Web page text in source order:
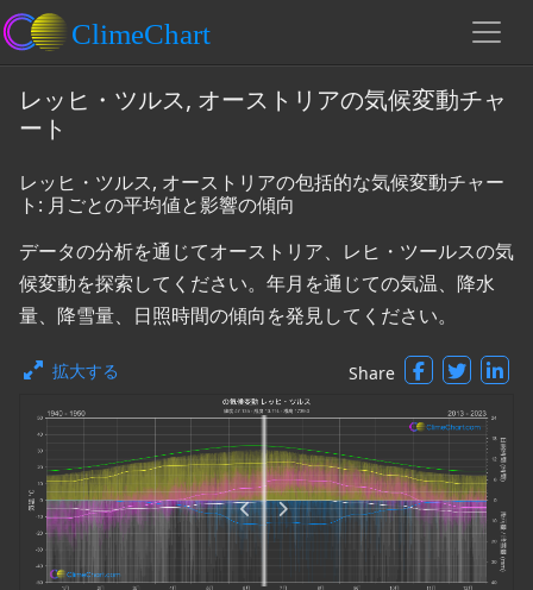
レッヒ・ツルス, オーストリアの気候変動チャ
ート
レッヒ・ツルス, オーストリアの包括的な気候変動チャー
ト: 月ごとの平均値と影響の傾向
データの分析を通じてオーストリア、レヒ・ツールスの気
候変動を探索してください。年月を通じての気温、降水
量、降雪量、日照時間の傾向を発見してください。
拡大する Share